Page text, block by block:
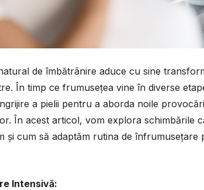
de îmbătrânire aduce cu sine
În timp ce frumusețea vine în diverse
a pielii pentru a aborda noile
În acest articol, vom explora schimbările
și cum să adaptăm rutina de înfrumusețare
Intensivă: